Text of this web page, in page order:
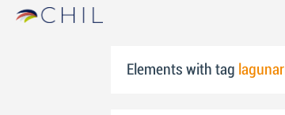
Elements with tag